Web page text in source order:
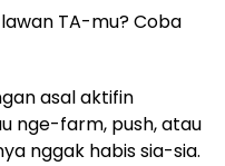
TA-mu? Coba
asal aktifin
nge-farm, push, atau
nggak habis sia-sia.